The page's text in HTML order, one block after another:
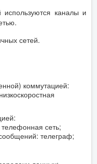
используются каналы и
сетей.
коммутацией:
сеть;
телеграф;